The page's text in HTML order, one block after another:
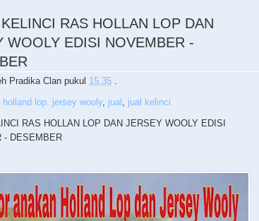
RAS HOLLAN LOP DAN
WOOLY EDISI NOVEMBER -
Pradika Clan pukul 15.35 .
holland lop. jersey wooly, jual , jual kelinci
RAS HOLLAN LOP DAN JERSEY WOOLY EDISI
- DESEMBER